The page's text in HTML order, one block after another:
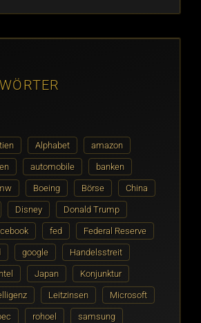
Alphabet amazon
automobile banken
Boeing Börse China
Disney Donald Trump
fed Federal Reserve
google Handelsstreit
Japan Konjunktur
Leitzinsen Microsoft
rohoel samsung